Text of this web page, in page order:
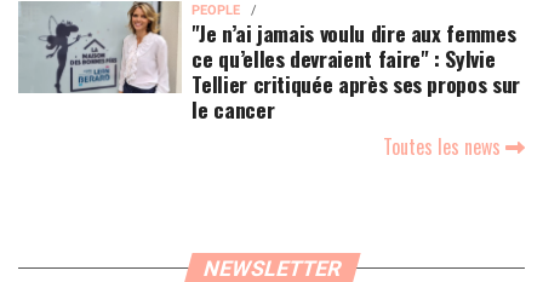
PEOPLE
"Je n’ai jamais voulu dire aux femmes
ce qu’elles devraient faire" : Sylvie
Tellier critiquée après ses propos sur
le cancer
Toutes les news
NEWSLETTER